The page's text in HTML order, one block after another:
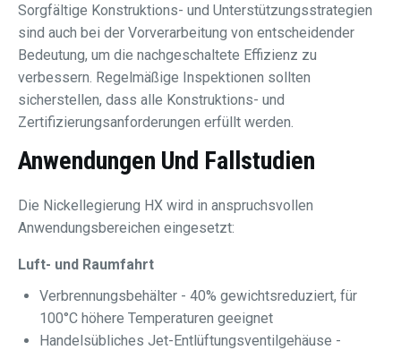
Sorgfältige Konstruktions- und Unterstützungsstrategien
sind auch bei der Vorverarbeitung von entscheidender
Bedeutung, um die nachgeschaltete Effizienz zu
verbessern. Regelmäßige Inspektionen sollten
sicherstellen, dass alle Konstruktions- und
Zertifizierungsanforderungen erfüllt werden.
Anwendungen Und Fallstudien
Die Nickellegierung HX wird in anspruchsvollen
Anwendungsbereichen eingesetzt:
Luft- und Raumfahrt
Verbrennungsbehälter - 40% gewichtsreduziert, für
100°C höhere Temperaturen geeignet
Handelsübliches Jet-Entlüftungsventilgehäuse -